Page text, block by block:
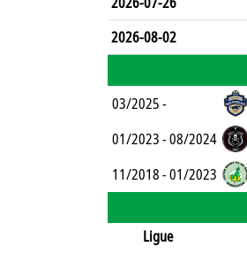
2026-08-02
03/2025 -
01/2023 - 08/2024
11/2018 - 01/2023
Ligue